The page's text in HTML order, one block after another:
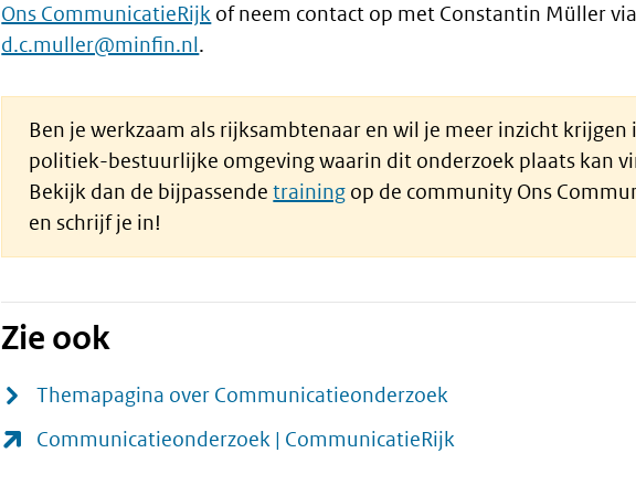
Ons CommunicatieRijk of neem contact op met Constantin Müller via
d.c.muller@minfin.nl.
Ben je werkzaam als rijksambtenaar en wil je meer inzicht krijgen
politiek-bestuurlijke omgeving waarin dit onderzoek plaats kan
Bekijk dan de bijpassendetraining op de community Ons
en schrijf je in!
Zie ook
Themapagina over Communicatieonderzoek
Communicatieonderzoek | CommunicatieRijk